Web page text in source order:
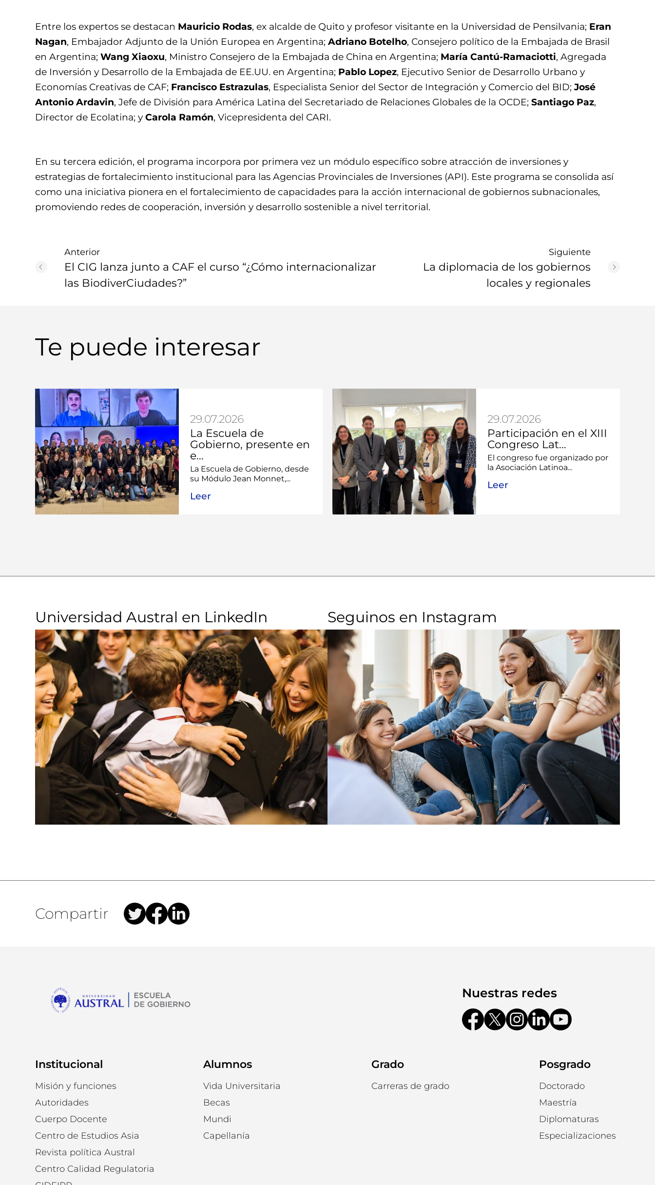
Entre los expertos se destacan Mauricio Rodas, ex alcalde de Quito y profesor visitante en la Universidad de Pensilvania; Eran
Nagan, Embajador Adjunto de la Unión Europea en Argentina; Adriano Botelho, Consejero político de la Embajada de Brasil
en Argentina; Wang Xiaoxu, Ministro Consejero de la Embajada de China en Argentina; María Cantú-Ramaciotti, Agregada
de Inversión y Desarrollo de la Embajada de EE.UU. en Argentina; Pablo Lopez, Ejecutivo Senior de Desarrollo Urbano y
Economías Creativas de CAF; Francisco Estrazulas, Especialista Senior del Sector de Integración y Comercio del BID;José
Antonio Ardavin, Jefe de División para América Latina del Secretariado de Relaciones Globales de la OCDE; Santiago Paz,
Director de Ecolatina; y Carola Ramón, Vicepresidenta del CARI.
En su tercera edición, el programa incorpora por primera vez un módulo específico sobre atracción de inversiones y
estrategias de fortalecimiento institucional para las Agencias Provinciales de Inversiones (API). Este programa se consolida así
como una iniciativa pionera en el fortalecimiento de capacidades para la acción internacional de gobiernos subnacionales,
promoviendo redes de cooperación, inversión y desarrollo sostenible a nivel territorial.
Anterior
El CIG lanza junto a CAF el curso “¿Cómo internacionalizar
las BiodiverCiudades?”
Siguiente
La diplomacia de los gobiernos
locales y regionales
Te puede interesar
29.07.2026
La Escuela de
Gobierno, presente en
e...
La Escuela de Gobierno, desde
su Módulo Jean Monnet,...
Leer
29.07.2026
Participación en el XIII
Congreso Lat...
El congreso fue organizado por
la Asociación Latinoa...
Leer
Universidad Austral en LinkedIn Seguinos en Instagram
Compartir
Nuestras redes
Institucional
Misión y funciones
Autoridades
Cuerpo Docente
Centro de Estudios Asia
Revista política Austral
Centro Calidad Regulatoria
Alumnos
Vida Universitaria
Becas
Mundi
Capellanía
Grado
Carreras de grado
Posgrado
Doctorado
Maestría
Diplomaturas
Especializaciones